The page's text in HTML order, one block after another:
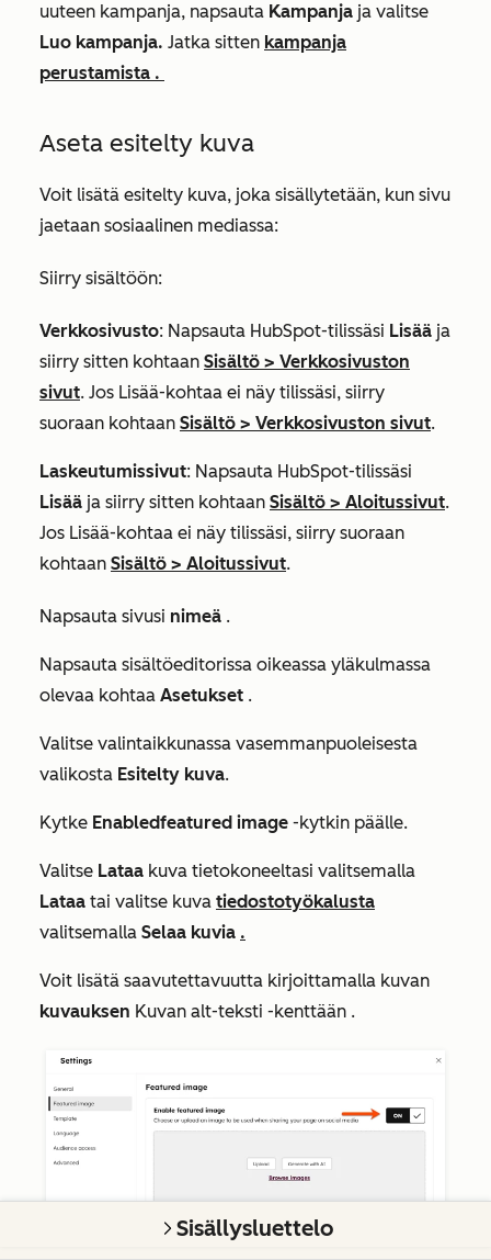
uuteen kampanja, napsauta Kampanja ja valitse
Luo kampanja. Jatka sitten kampanja
perustamista .
Aseta esitelty kuva
Voit lisätä esitelty kuva, joka sisällytetään, kun sivu
jaetaan sosiaalinen mediassa:
Siirry sisältöön:
Verkkosivusto: Napsauta HubSpot-tilissäsi Lisää ja
siirry sitten kohtaan Sisältö > Verkkosivuston
sivut. Jos Lisää-kohtaa ei näy tilissäsi, siirry
suoraan kohtaan Sisältö > Verkkosivuston sivut.
Laskeutumissivut: Napsauta HubSpot-tilissäsi
Lisää ja siirry sitten kohtaan Sisältö > Aloitussivut.
Jos Lisää-kohtaa ei näy tilissäsi, siirry suoraan
kohtaan Sisältö > Aloitussivut.
Napsauta sivusi nimeä .
Napsauta sisältöeditorissa oikeassa yläkulmassa
olevaa kohtaa Asetukset .
Valitse valintaikkunassa vasemmanpuoleisesta
valikosta Esitelty kuva.
Kytke Enabledfeatured image -kytkin päälle.
Valitse Lataa kuva tietokoneeltasi valitsemalla
Lataa tai valitse kuva tiedostotyökalusta
valitsemalla Selaa kuvia .
Voit lisätä saavutettavuutta kirjoittamalla kuvan
kuvauksen Kuvan alt-teksti -kenttään .
Sisällysluettelo